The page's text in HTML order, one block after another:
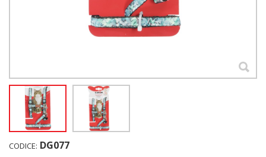
CODICE: DG077